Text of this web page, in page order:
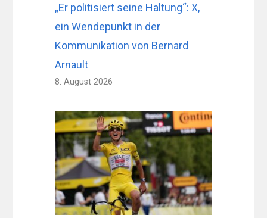
„Er politisiert seine Haltung“: X,
ein Wendepunkt in der
Kommunikation von Bernard
Arnault
8. August 2026